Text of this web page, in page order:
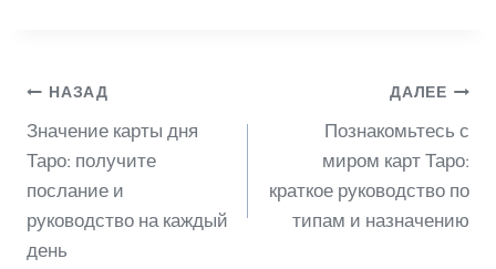
Навигация
по
записям
НАЗАД
Значение карты дня
Таро: получите
послание и
руководство на каждый
день
ДАЛЕЕ
Познакомьтесь с
миром карт Таро:
краткое руководство по
типам и назначению